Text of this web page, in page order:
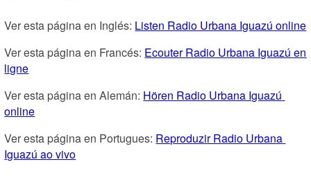
Ver esta página en Inglés: Listen Radio Urbana Iguazú online
Ver esta página en Francés: Ecouter Radio Urbana Iguazú en
ligne
Ver esta página en Alemán: Hören Radio Urbana Iguazú
online
Ver esta página en Portugues: Reproduzir Radio Urbana
Iguazú ao vivo